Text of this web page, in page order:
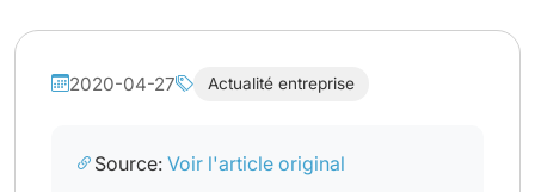
2020-04-27 Actualité entreprise
Source: Voir l'article original